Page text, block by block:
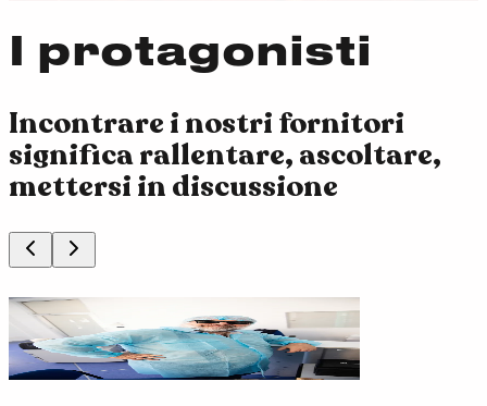
I protagonisti
Incontrare i nostri fornitori
significa rallentare, ascoltare,
mettersi in discussione
Luca
Il laboratorio